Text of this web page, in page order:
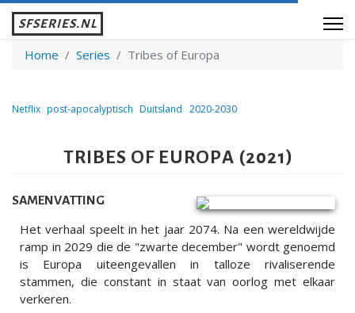
SFSERIES.NL
Home Series Tribes of Europa
TRIBES OF EUROPA (2021)
SAMENVATTING
Het verhaal speelt in het jaar 2074. Na een wereldwijde
ramp in 2029 die de "zwarte december" wordt genoemd
is Europa uiteengevallen in talloze rivaliserende
stammen, die constant in staat van oorlog met elkaar
verkeren.
Netflix post-apocalyptisch Duitsland 2020-2030